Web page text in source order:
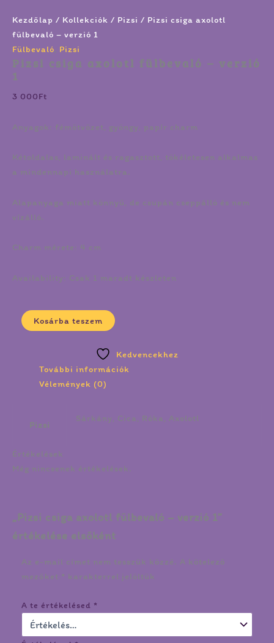
Kezdőlap / Kollekciók / Pizsi / Pizsi csiga axolotl
fülbevaló – verzió 1
Fülbevaló, Pizsi
Pizsi csiga axolotl fülbevaló – verzió
1
3 000Ft
Anyagok: fémötvözet, gyöngy, papír charm
Kétoldalas, laminált és ragasztott, tökéletesen alkalmas
a mindennapi használatra.
Alapanyaga miatt könnyű, de csupán cseppálló és nem
vízálló.
Charm mérete: 4 cm
Availability: Csak 1 maradt készleten
Kosárba teszem
Kedvencekhez
További információk
Vélemények (0)
Pizsi
Sárkány, Cica, Róka, Axolotl
Értékelések
Még nincsenek értékelések.
„Pizsi csiga axolotl fülbevaló – verzió 1”
értékelése elsőként
Az e-mail címet nem tesszük közzé. A kötelező
mezőket * karakterrel jelöltük
A te értékelésed *